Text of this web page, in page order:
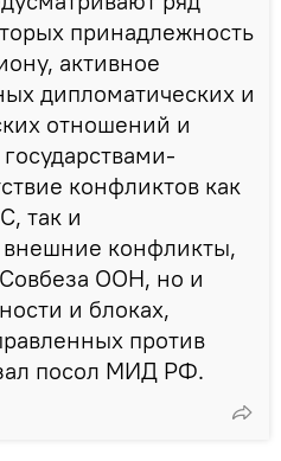
принадлежность
активное
дипломатических и
отношений и
конфликтов как
так и
внешние конфликты,
ООН, но и
и блоках,
против
посол МИД РФ.